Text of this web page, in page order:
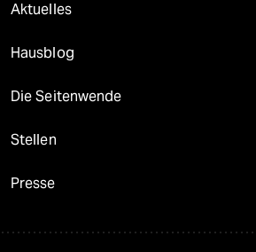
Aktuelles
Hausblog
Die Seitenwende
Stellen
Presse